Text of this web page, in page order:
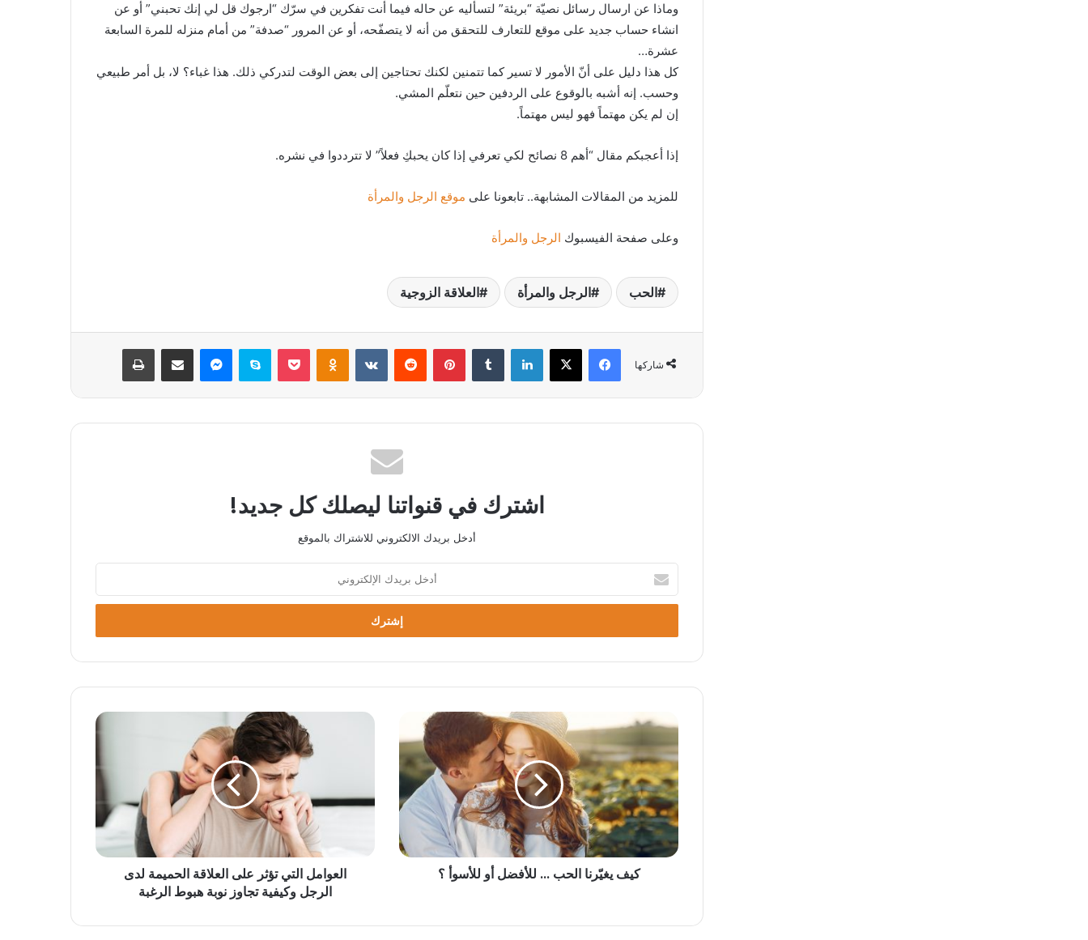
وماذا عن ارسال رسائل نصيّة “بريئة” لتسأليه عن حاله فيما أنت تفكرين في سرّك “ارجوك قل لي إنك تحبني” أو عن
انشاء حساب جديد على موقع للتعارف للتحقق من أنه لا يتصفّحه، أو عن المرور “صدفة” من أمام منزله للمرة السابعة
عشرة…
كل هذا دليل على أنّ الأمور لا تسير كما تتمنين لكنك تحتاجين إلى بعض الوقت لتدركي ذلك. هذا غباء؟ لا، بل أمر طبيعي
وحسب. إنه أشبه بالوقوع على الردفين حين نتعلّم المشي.
إن لم يكن مهتماً فهو ليس مهتماً.
إذا أعجبكم مقال “أهم 8 نصائح لكي تعرفي إذا كان يحبكِ فعلاً” لا تترددوا في نشره.
للمزيد من المقالات المشابهة.. تابعونا على موقع الرجل والمرأة
وعلى صفحة الفيسبوك الرجل والمرأة
الحب الرجل والمرأة العلاقة الزوجية
شاركها
فيسبوك X لينكدإن بينتيريست Odnoklassniki
بوكيت سكايب ماسنجر مشاركة عبر البريد طباعة
اشترك في قنواتنا ليصلك كل جديد!
أدخل بريدك الالكتروني للاشتراك بالموقع
بريدك
الإلكتروني
كيف يغيّرنا الحب ... للأفضل أو للأسوأ ؟
العوامل التي تؤثر على العلاقة الحميمة لدى
الرجل وكيفية تجاوز نوبة هبوط الرغبة